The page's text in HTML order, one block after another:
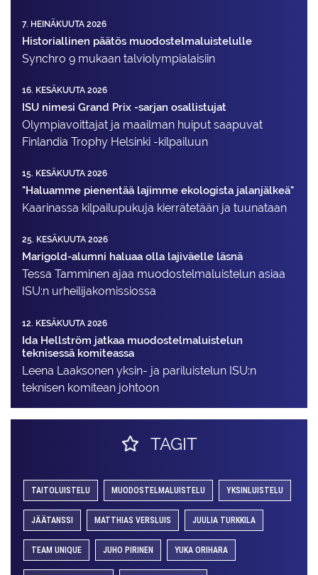
7. HEINÄKUUTA 2026
Historiallinen päätös muodostelmaluistelulle
Synchro 9 mukaan talviolympialaisiin
16. KESÄKUUTA 2026
ISU nimesi Grand Prix -sarjan osallistujat
Olympiavoittajat ja maailman huiput saapuvat
Finlandia Trophy Helsinki -kilpailuun
15. KESÄKUUTA 2026
"Haluamme pienentää lajimme ekologista jalanjälkeä"
Kaarinassa kilpailupukuja kierrätetään ja tuunataan
25. KESÄKUUTA 2026
Marigold-alumni haluaa olla lajiväelle läsnä
Tessa Tamminen ajaa muodostelma­luistelun asiaa
ISU:n urheilija­komissiossa
12. KESÄKUUTA 2026
Ida Hellström jatkaa muodostelmaluistelun
teknisessä komiteassa
Leena Laaksonen yksin- ja pariluistelun ISU:n
teknisen komitean johtoon
TAGIT
TAITOLUISTELU MUODOSTELMALUISTELU YKSINLUISTELU
JÄÄTANSSI MATTHIAS VERSLUIS JUULIA TURKKILA
TEAM UNIQUE JUHO PIRINEN YUKA ORIHARA